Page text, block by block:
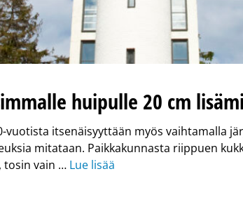
huipulle 20 cm
vuotista itsenäisyyttään myös vaihtamalla
mitataan. Paikkakunnasta riippuen
tosin vain … Lue lisää